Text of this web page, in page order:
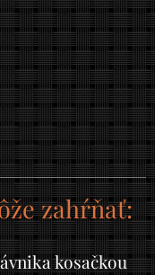
zahŕňať:
kosačkou